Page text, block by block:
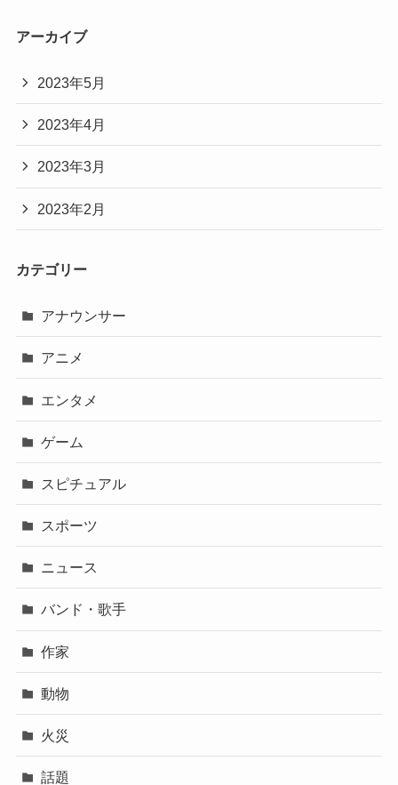
アーカイブ
2023年5月
2023年4月
2023年3月
2023年2月
カテゴリー
アナウンサー
アニメ
エンタメ
ゲーム
スピチュアル
スポーツ
ニュース
バンド・歌手
作家
動物
火災
話題